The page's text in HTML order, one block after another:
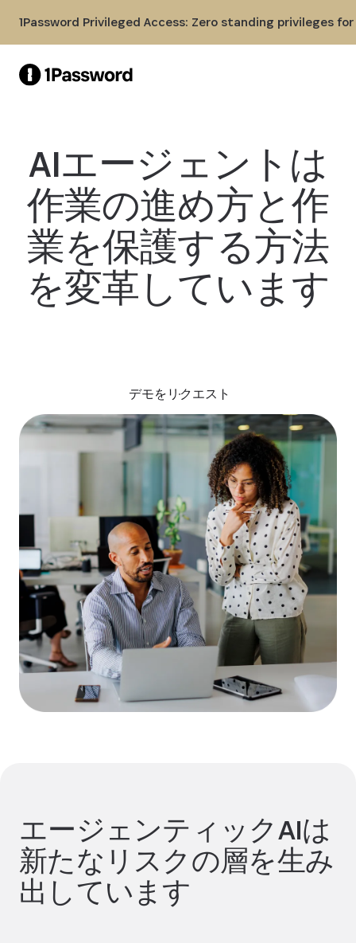
1Password Privileged Access: Zero standing privileges
AIエージェントは
作業の進め方と作
業を保護する方法
を変革しています
デモをリクエスト
エージェンティックAIは
新たなリスクの層を生み
出しています